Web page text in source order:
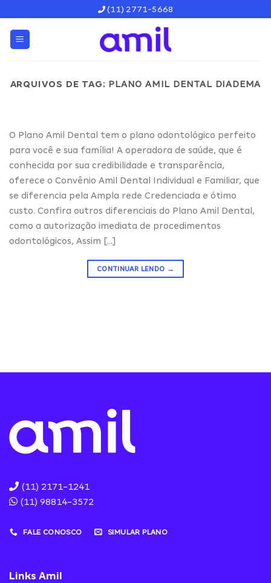
content
(11) 2771-5668
ARQUIVOS DE TAG: PLANO AMIL DENTAL DIADEMA
O Plano Amil Dental tem o plano odontológico perfeito
para você e sua família! A operadora de saúde, que é
conhecida por sua credibilidade e transparência,
oferece o Convênio Amil Dental Individual e Familiar, que
se diferencia pela Ampla rede Credenciada e ótimo
custo. Confira outros diferenciais do Plano Amil Dental,
como a autorização imediata de procedimentos
odontológicos, Assim […]
CONTINUAR LENDO →
(11) 2171-1241
(11) 98814-3572
FALE CONOSCO SIMULAR PLANO
Links Amil